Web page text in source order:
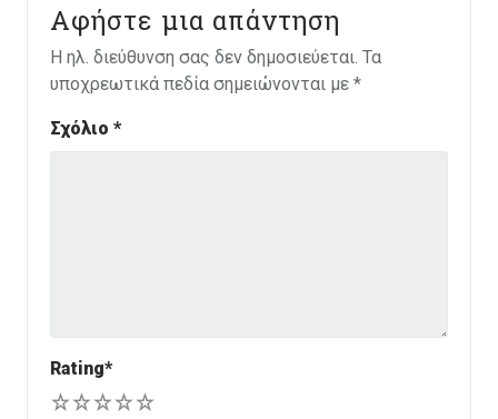
Αφήστε μια απάντηση
Η ηλ. διεύθυνση σας δεν δημοσιεύεται. Τα
υποχρεωτικά πεδία σημειώνονται με *
Σχόλιο *
Rating*
5
4
3
2